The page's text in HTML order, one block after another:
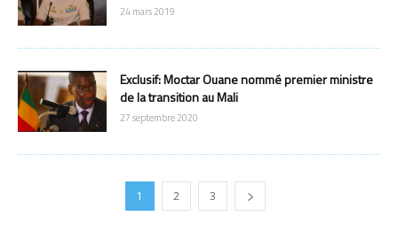
24 mars 2019
Exclusif: Moctar Ouane nommé premier ministre
de la transition au Mali
27 septembre 2020
1 2 3